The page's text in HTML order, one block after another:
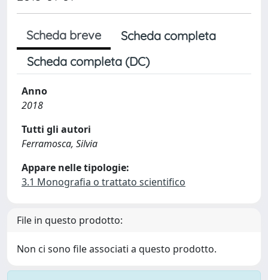
Scheda breve
Scheda completa
Scheda completa (DC)
Anno
2018
Tutti gli autori
Ferramosca, Silvia
Appare nelle tipologie:
3.1 Monografia o trattato scientifico
File in questo prodotto:
Non ci sono file associati a questo prodotto.